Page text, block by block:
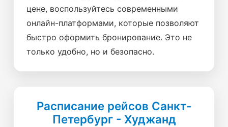
цене, воспользуйтесь современными
онлайн-платформами, которые позволяют
быстро оформить бронирование. Это не
только удобно, но и безопасно.
Расписание рейсов Санкт-
Петербург - Худжанд